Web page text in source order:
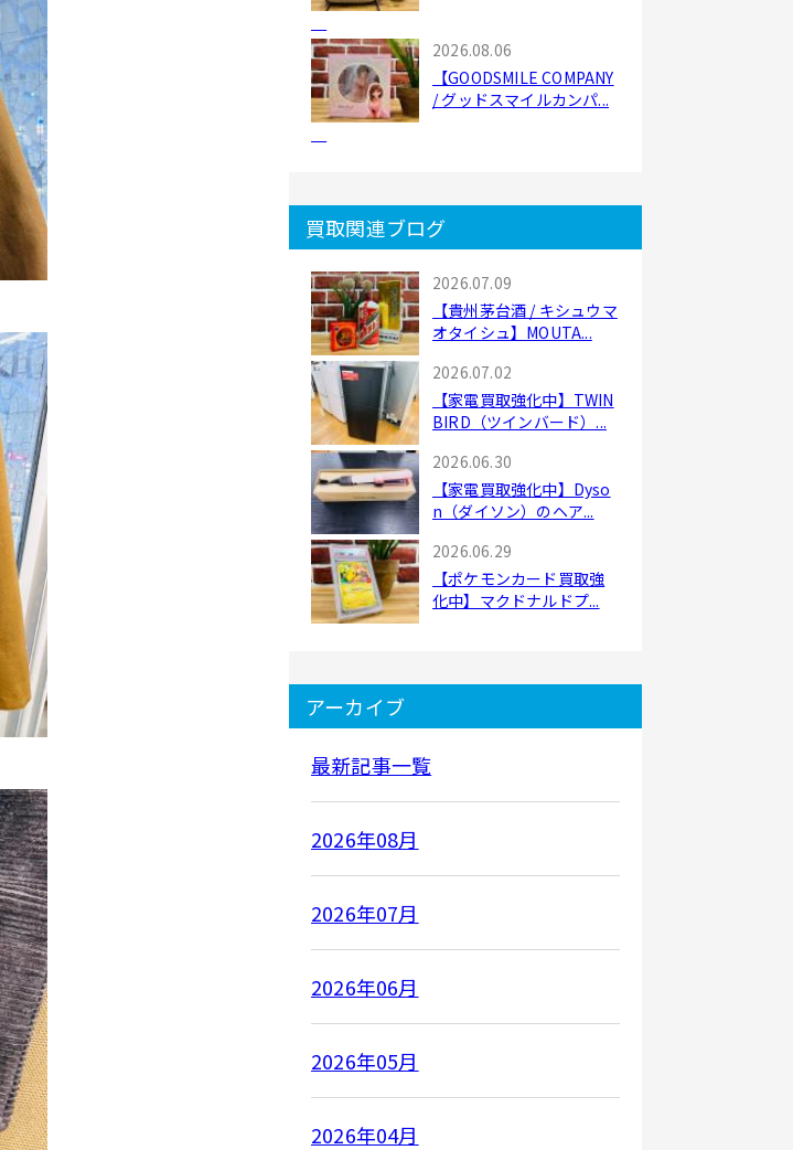
2026.08.06
【GOODSMILE COMPANY
/ グッドスマイルカンパ...
買取関連ブログ
2026.07.09
【貴州茅台酒 / キシュウマ
オタイシュ】MOUTA...
2026.07.02
【家電買取強化中】TWIN
BIRD（ツインバード）...
2026.06.30
【家電買取強化中】Dyso
n（ダイソン）のヘア...
2026.06.29
【ポケモンカード買取強
化中】マクドナルドプ...
アーカイブ
最新記事一覧
2026年08月
2026年07月
2026年06月
2026年05月
2026年04月